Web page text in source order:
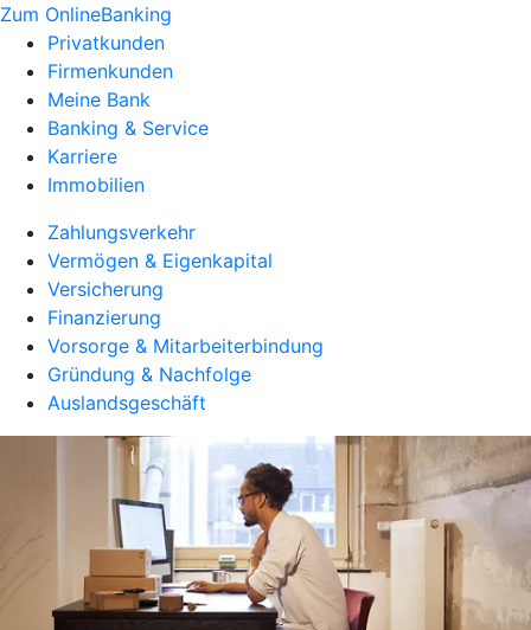
Zum OnlineBanking
Privatkunden
Firmenkunden
Meine Bank
Banking & Service
Karriere
Immobilien
Zahlungsverkehr
Vermögen & Eigenkapital
Versicherung
Finanzierung
Vorsorge & Mitarbeiterbindung
Gründung & Nachfolge
Auslandsgeschäft